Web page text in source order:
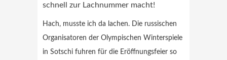
schnell zur Lachnummer macht!
Hach, musste ich da lachen. Die russischen
Organisatoren der Olympischen Winterspiele
in Sotschi fuhren für die Eröffnungsfeier so